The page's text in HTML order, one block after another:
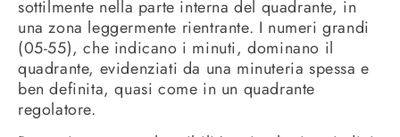
sottilmente nella parte interna del quadrante, in
una zona leggermente rientrante. I numeri grandi
(05-55), che indicano i minuti, dominano il
quadrante, evidenziati da una minuteria spessa e
ben definita, quasi come in un quadrante
regolatore.